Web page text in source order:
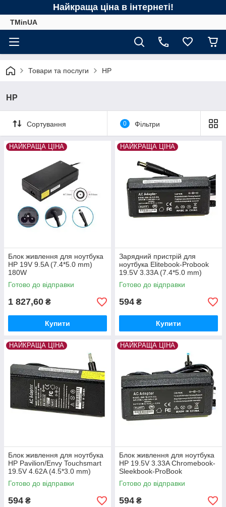
Найкраща ціна в інтернеті!
TMinUA
Товари та послуги HP
HP
Сортування 0 Фільтри
НАЙКРАЩА ЦІНА
Блок живлення для ноутбука
HP 19V 9.5A (7.4*5.0 mm)
180W
Готово до відправки
1 827,60 ₴
Купити
НАЙКРАЩА ЦІНА
Зарядний пристрій для
ноутбука Elitebook-Probook
19.5V 3.33A (7.4*5.0 mm)
Готово до відправки
594 ₴
Купити
НАЙКРАЩА ЦІНА
Блок живлення для ноутбука
HP Pavilion/Envy Touchsmart
19.5V 4.62A (4.5*3.0 mm)
Готово до відправки
594 ₴
НАЙКРАЩА ЦІНА
Блок живлення для ноутбука
HP 19.5V 3.33A Chromebook-
Sleekbook-ProBook
Готово до відправки
594 ₴